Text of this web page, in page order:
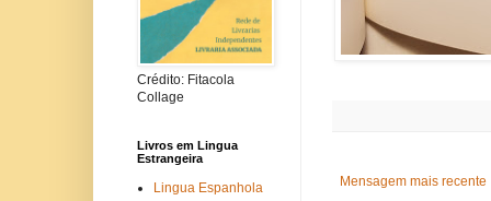
Mensagem mais recente
Crédito: Fitacola
Collage
Livros em Lingua
Estrangeira
Lingua Espanhola